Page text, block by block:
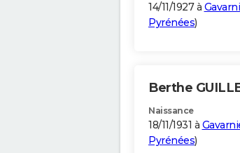
14/11/1927 à
Pyrénées)
Berthe
Naissance
18/11/1931 à
Pyrénées)